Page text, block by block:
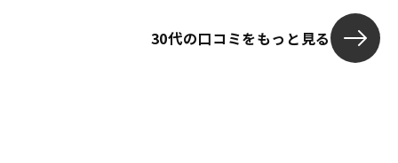
がより詳細に事前に情報頂けると、良いか
かけがあり、
もどうなるか
もなるかなと
30代の口コミをもっと見る